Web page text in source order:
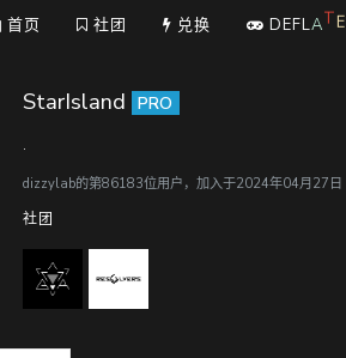
首页 社团 兑换 DEFLA T E
StarIsland PRO
.
dizzylab的第86183位用户，加入于2024年04月27日
社团